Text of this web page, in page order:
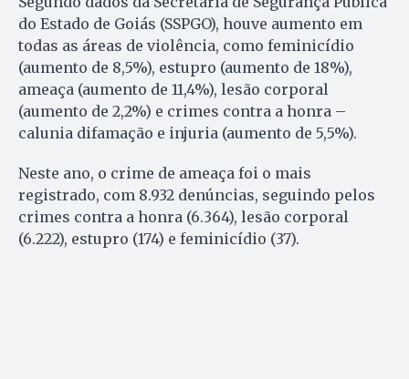
do Estado de Goiás (SSPGO), houve aumento em
todas as áreas de violência, como feminicídio
(aumento de 8,5%), estupro (aumento de 18%),
ameaça (aumento de 11,4%), lesão corporal
(aumento de 2,2%) e crimes contra a honra –
calunia difamação e injuria (aumento de 5,5%).
Neste ano, o crime de ameaça foi o mais
registrado, com 8.932 denúncias, seguindo pelos
crimes contra a honra (6.364), lesão corporal
(6.222), estupro (174) e feminicídio (37).